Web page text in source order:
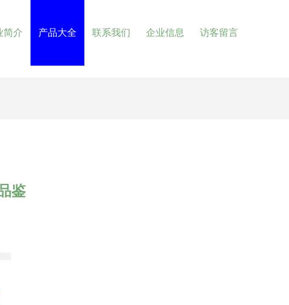
简介 产品大全 联系我们 企业信息 访客留言
鉴